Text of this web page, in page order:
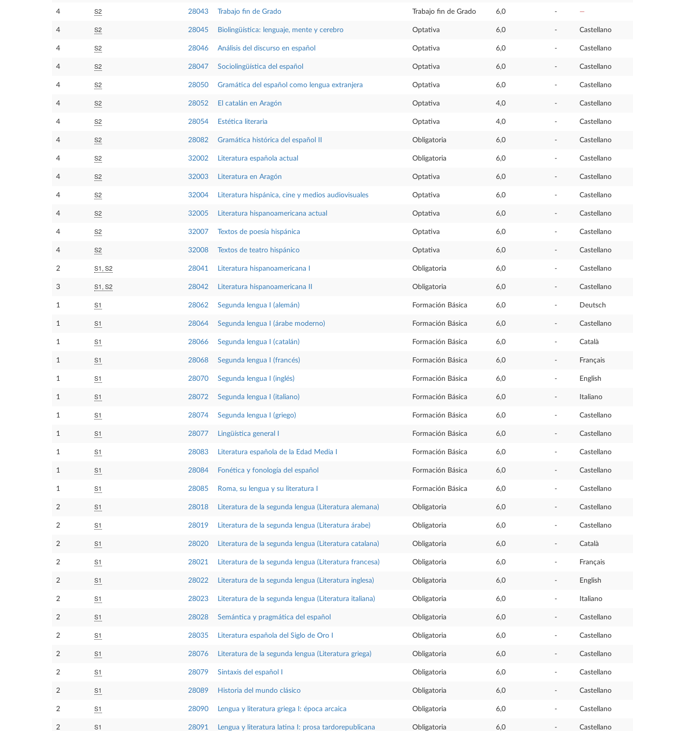
4 S2 28043 Trabajo fin de Grado Trabajo fin de Grado 6,0 - —
4 S2 28045 Biolingüística: lenguaje, mente y cerebro Optativa 6,0 - Castellano
4 S2 28046 Análisis del discurso en español Optativa 6,0 - Castellano
4 S2 28047 Sociolingüística del español Optativa 6,0 - Castellano
4 S2 28050 Gramática del español como lengua extranjera Optativa 6,0 - Castellano
4 S2 28052 El catalán en Aragón Optativa 4,0 - Castellano
4 S2 28054 Estética literaria Optativa 4,0 - Castellano
4 S2 28082 Gramática histórica del español II Obligatoria 6,0 - Castellano
4 S2 32002 Literatura española actual Obligatoria 6,0 - Castellano
4 S2 32003 Literatura en Aragón Optativa 6,0 - Castellano
4 S2 32004 Literatura hispánica, cine y medios audiovisuales Optativa 6,0 - Castellano
4 S2 32005 Literatura hispanoamericana actual Optativa 6,0 - Castellano
4 S2 32007 Textos de poesía hispánica Optativa 6,0 - Castellano
4 S2 32008 Textos de teatro hispánico Optativa 6,0 - Castellano
2 S1, S2 28041 Literatura hispanoamericana I Obligatoria 6,0 - Castellano
3 S1, S2 28042 Literatura hispanoamericana II Obligatoria 6,0 - Castellano
1 S1 28062 Segunda lengua I (alemán) Formación Básica 6,0 - Deutsch
1 S1 28064 Segunda lengua I (árabe moderno) Formación Básica 6,0 - Castellano
1 S1 28066 Segunda lengua I (catalán) Formación Básica 6,0 - Català
1 S1 28068 Segunda lengua I (francés) Formación Básica 6,0 - Français
1 S1 28070 Segunda lengua I (inglés) Formación Básica 6,0 - English
1 S1 28072 Segunda lengua I (italiano) Formación Básica 6,0 - Italiano
1 S1 28074 Segunda lengua I (griego) Formación Básica 6,0 - Castellano
1 S1 28077 Lingüística general I Formación Básica 6,0 - Castellano
1 S1 28083 Literatura española de la Edad Media I Formación Básica 6,0 - Castellano
1 S1 28084 Fonética y fonología del español Formación Básica 6,0 - Castellano
1 S1 28085 Roma, su lengua y su literatura I Formación Básica 6,0 - Castellano
2 S1 28018 Literatura de la segunda lengua (Literatura alemana) Obligatoria 6,0 - Castellano
2 S1 28019 Literatura de la segunda lengua (Literatura árabe) Obligatoria 6,0 - Castellano
2 S1 28020 Literatura de la segunda lengua (Literatura catalana) Obligatoria 6,0 - Català
2 S1 28021 Literatura de la segunda lengua (Literatura francesa) Obligatoria 6,0 - Français
2 S1 28022 Literatura de la segunda lengua (Literatura inglesa) Obligatoria 6,0 - English
2 S1 28023 Literatura de la segunda lengua (Literatura italiana) Obligatoria 6,0 - Italiano
2 S1 28028 Semántica y pragmática del español Obligatoria 6,0 - Castellano
2 S1 28035 Literatura española del Siglo de Oro I Obligatoria 6,0 - Castellano
2 S1 28076 Literatura de la segunda lengua (Literatura griega) Obligatoria 6,0 - Castellano
2 S1 28079 Sintaxis del español I Obligatoria 6,0 - Castellano
2 S1 28089 Historia del mundo clásico Obligatoria 6,0 - Castellano
2 S1 28090 Lengua y literatura griega I: época arcaica Obligatoria 6,0 - Castellano
2 S1 28091 Lengua y literatura latina I: prosa tardorepublicana Obligatoria 6,0 - Castellano